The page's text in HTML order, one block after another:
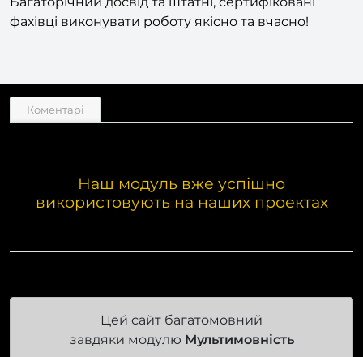
та ін.
Багаторічний досвід та штатні, сертифіковані
Наш модуль вже успішно
Цей сайт багатомовний